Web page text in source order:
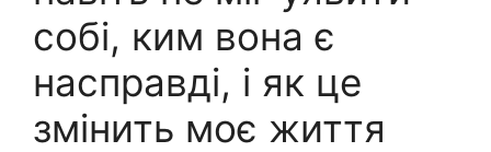
собі, ким вона є
насправді, і як це
змінить моє життя